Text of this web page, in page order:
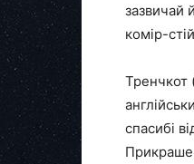
зазвичай
комір-
Тренчкот
спасибі